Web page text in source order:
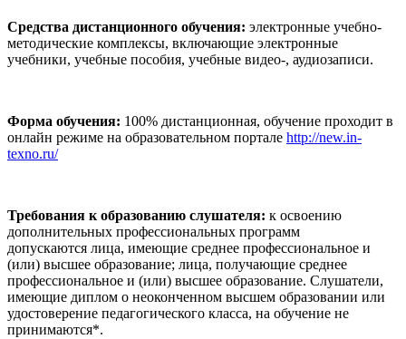
Средства дистанционного обучения: электронные учебно-
методические комплексы, включающие электронные
учебники, учебные пособия, учебные видео-, аудиозаписи.
Форма обучения: 100% дистанционная, обучение проходит в
онлайн режиме на образовательном портале http://new.in-
texno.ru/
Требования к образованию слушателя: к освоению
дополнительных профессиональных программ
допускаются лица, имеющие среднее профессиональное и
(или) высшее образование; лица, получающие среднее
профессиональное и (или) высшее образование. Слушатели,
имеющие диплом о неоконченном высшем образовании или
удостоверение педагогического класса, на обучение не
принимаются*.